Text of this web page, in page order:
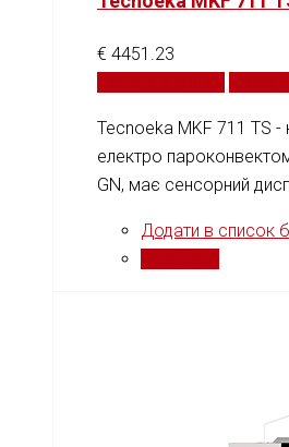
€ 4451.23
Tecnoeka MKF 711 TS -
електро
GN, має сенсорний
Додати в список